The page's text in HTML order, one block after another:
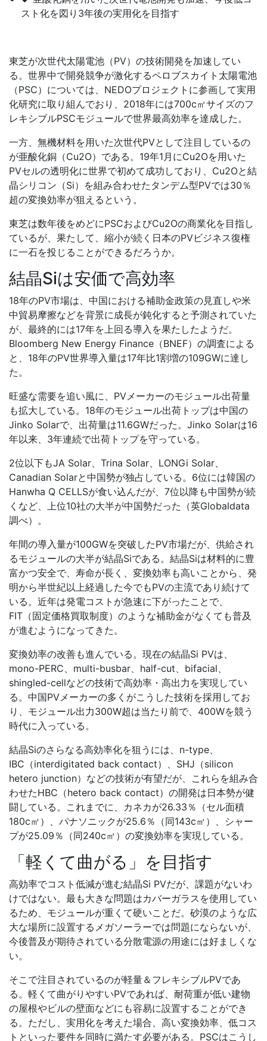
スト化を図り3年後の実用化を目指す
東芝が次世代太陽電池（PV）の技術開発を加速してい
る。世界中で開発競争が激化するペロブスカイト太陽電池
（PSC）については、NEDOプロジェクトに参画して実用
化研究に取り組んでおり、2018年には700c㎡サイズのフ
レキシブルPSCモジュールで世界最高効率を達成した。
一方、無機材料を用いた次世代PVとして注目しているの
が亜酸化銅（Cu2O）である。19年1月にCu2Oを用いた
PVセルの透明化に世界で初めて成功しており、Cu2Oと結
晶シリコン（Si）を組み合わせたタンデム型PVでは30％
超の変換効率が狙えるという。
東芝は数年後をめどにPSCおよびCu2Oの商業化を目指し
ているが、果たして、縮小が続く日本のPVビジネス復権
に一石を投じることができるだろうか。
結晶Siは安価で高効率
18年のPV市場は、中国における補助金政策の見直しや米
中貿易摩擦などを背景に成長が鈍化すると予測されていた
が、最終的には17年を上回る導入を果たしたようだ。
Bloomberg New Energy Finance（BNEF）の調査による
と、18年のPV世界導入量は17年比1割増の109GWに達し
た。
旺盛な需要を追い風に、PVメーカーのモジュール出荷量
も拡大している。18年のモジュール出荷トップは中国の
Jinko Solarで、出荷量は11.6GWだった。Jinko Solarは16
年以来、3年連続で出荷トップを守っている。
2位以下もJA Solar、Trina Solar、LONGi Solar、
Canadian Solarと中国勢が独占している。6位には韓国の
Hanwha Q CELLSが食い込んだが、7位以降も中国勢が続
くなど、上位10社の大半が中国勢だった（英Globaldata
調べ）。
年間の導入量が100GWを突破したPV市場だが、供給され
るモジュールの大半が結晶Siである。結晶Siは材料的に豊
富かつ安全で、寿命が長く、変換効率も高いことから、発
明から半世紀以上経過した今でもPVの主流であり続けて
いる。近年は発電コストが急速に下がったことで、
FIT（固定価格買取制度）のような補助金がなくても普及
が進むようになってきた。
変換効率の改善も進んでいる。現在の結晶Si PVは、
mono-PERC、multi-busbar、half-cut、bifacial、
shingled-cellなどの技術で高効率・高出力を実現してい
る。中国PVメーカーの多くがこうした技術を採用してお
り、モジュール出力300W超は当たり前で、400Wを競う
時代に入っている。
結晶Siのさらなる高効率化を狙うには、n-type、
IBC（interdigitated back contact）、SHJ（silicon
hetero junction）などの技術が有望だが、これらを組み合
わせたHBC（hetero back contact）の開発は日本勢が健
闘している。これまでに、カネカが26.33％（セル面積
180c㎡）、パナソニックが25.6％（同143c㎡）、シャー
プが25.09％（同240c㎡）の変換効率を実現している。
「軽くて曲がる」を目指す
高効率でコスト低減が進む結晶Si PVだが、課題がないわ
けではない。最も大きな問題はカバーガラスを使用してい
るため、モジュールが重くて硬いことだ。砂漠のような広
大な場所に設置するメガソーラーでは問題にならないが、
今後普及が期待されている分散電源の用途には好ましくな
い。
そこで注目されているのが軽量＆フレキシブルPVであ
る。軽くて曲がりやすいPVであれば、耐荷重が低い建物
の屋根やビルの壁面などにも容易に設置することができ
る。ただし、実用化を考えた場合、高い変換効率、低コス
トといった要件を同時に満たす必要がある。PSCはこうし